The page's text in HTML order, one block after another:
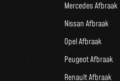
Mercedes Afbraak
Nissan Afbraak
Opel Afbraak
Peugeot Afbraak
Renault Afbraak